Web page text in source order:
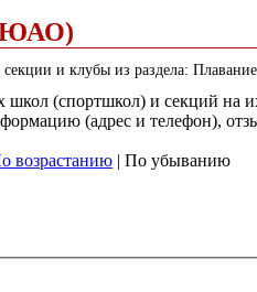
и клубы из раздела: Плавание
школ (спортшкол) и секций
(адрес и телефон),
возрастанию | По убыванию